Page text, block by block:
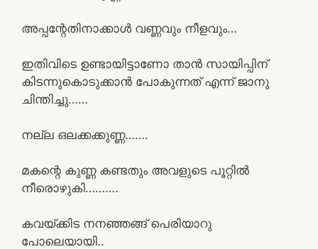
അപ്പന്റേതിനാക്കാൾ വണ്ണവും നീളവും…
ഇതിവിടെ ഉണ്ടായിട്ടാണോ താൻ സായിപ്പിന്
കിടന്നുകൊടുക്കാൻ പോകുന്നത് എന്ന് ജാനു
ചിന്തിച്ചു……
നല്ല ഒലക്കക്കുണ്ണ…….
മകന്റെ കുണ്ണ കണ്ടതും അവളുടെ പൂറ്റിൽ
നീരൊഴുകി……….
കവയ്ക്കിട നനഞ്ഞങ്ങ് പെരിയാറു
പോലെയായി..